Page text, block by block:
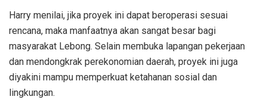
Harry menilai, jika proyek ini dapat beroperasi sesuai
rencana, maka manfaatnya akan sangat besar bagi
masyarakat Lebong. Selain membuka lapangan pekerjaan
dan mendongkrak perekonomian daerah, proyek ini juga
diyakini mampu memperkuat ketahanan sosial dan
lingkungan.